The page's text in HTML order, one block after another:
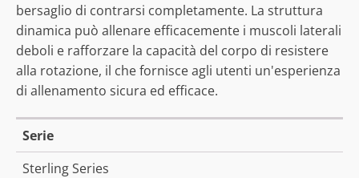
bersaglio di contrarsi completamente. La struttura
dinamica può allenare efficacemente i muscoli laterali
deboli e rafforzare la capacità del corpo di resistere
alla rotazione, il che fornisce agli utenti un'esperienza
di allenamento sicura ed efficace.
Serie
Sterling Series